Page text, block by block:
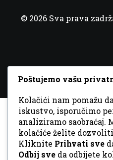
© 2026 Sva prava
Poštujemo vašu
Kolačići nam pomažu
iskustvo, isporučimo
analiziramo saobraćaj.
kolačiće želite
Kliknite Prihvati sve
Odbij sve da odbijete